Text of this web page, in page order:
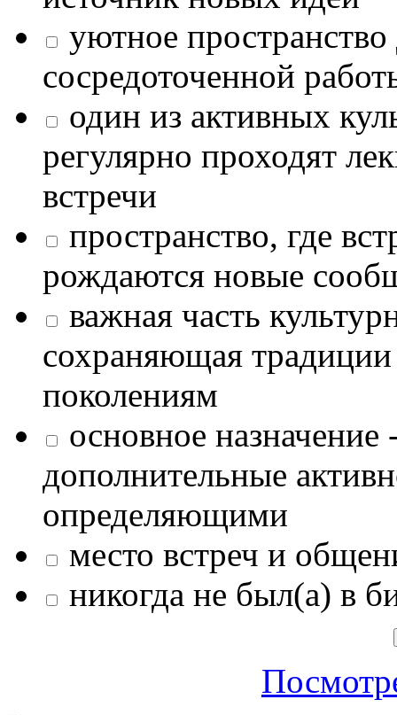
уютное
сосредоточенной
один из активных
регулярно проходят
встречи
пространство, где
рождаются новые
важная часть
сохраняющая
поколениям
основное назначение
дополнительные
определяющими
место встреч и
никогда не был(а) в